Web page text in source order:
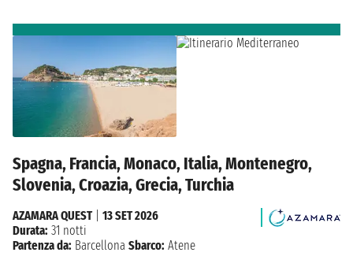
Spagna, Francia, Monaco, Italia, Montenegro,
Slovenia, Croazia, Grecia, Turchia
AZAMARA QUEST| 13 SET 2026
Durata: 31 notti
Partenza da: Barcellona Sbarco: Atene